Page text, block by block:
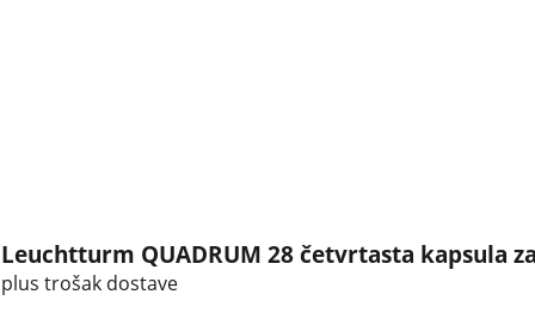
Leuchtturm QUADRUM 28 četvrtasta kapsula
plus trošak dostave